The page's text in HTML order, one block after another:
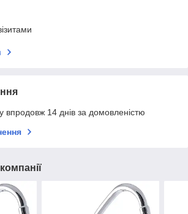
впродовж 14 днів за домовленістю